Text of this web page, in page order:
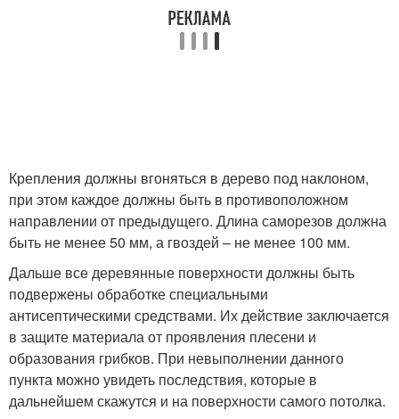
Крепления должны вгоняться в дерево под наклоном,
при этом каждое должны быть в противоположном
направлении от предыдущего. Длина саморезов должна
быть не менее 50 мм, а гвоздей – не менее 100 мм.
Дальше все деревянные поверхности должны быть
подвержены обработке специальными
антисептическими средствами. Их действие заключается
в защите материала от проявления плесени и
образования грибков. При невыполнении данного
пункта можно увидеть последствия, которые в
дальнейшем скажутся и на поверхности самого потолка.